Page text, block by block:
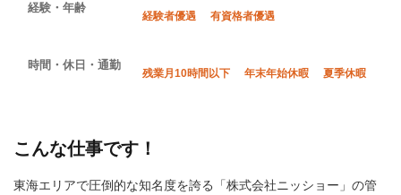
経験・年齢
経験者優遇 有資格者優遇
時間・休日・通勤
残業月10時間以下 年末年始休暇 夏季休暇
こんな仕事です！
東海エリアで圧倒的な知名度を誇る「株式会社ニッショー」の管